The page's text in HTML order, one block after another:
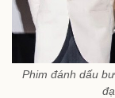
Phim đánh dấu